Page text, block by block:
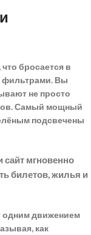
бросается в
фильтрами. Вы
не просто
Самый мощный
подсвечены
сайт мгновенно
билетов, жилья и
одним движением
как